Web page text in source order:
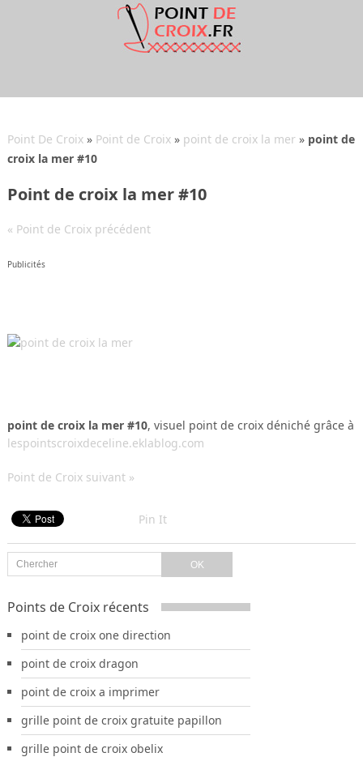
Point De Croix» Point de Croix» point de croix la mer» point de
croix la mer #10
Point de croix la mer #10
« Point de Croix précédent
Publicités
point de croix la mer #10, visuel point de croix déniché grâce à
lespointscroixdeceline.eklablog.com
Point de Croix suivant »
Pin It
Points de Croix récents
point de croix one direction
point de croix dragon
point de croix a imprimer
grille point de croix gratuite papillon
grille point de croix obelix